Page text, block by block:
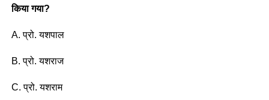
किया गया?
A. प्रो. यशपाल
B. प्रो. यशराज
C. प्रो. यशराम